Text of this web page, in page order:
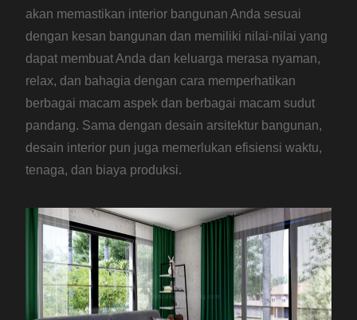
akan memastikan interior bangunan Anda sesuai
dengan kesan bangunan dan memiliki nilai-nilai yang
dapat membuat Anda dan keluarga merasa nyaman,
relax, dan bahagia dengan cara memperhatikan
berbagai macam aspek dan berbagai macam sudut
pandang. Sama dengan desain arsitektur bangunan,
desain interior pun juga memerlukan efisiensi waktu,
tenaga, dan biaya produksi.